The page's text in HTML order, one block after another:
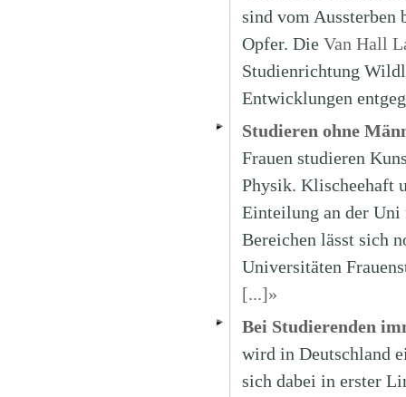
sind vom Aussterben
Opfer. Die Van Hall
Studienrichtung
Entwicklungen
Studieren ohne
Frauen studieren
Physik. Klischeehaft
Einteilung an der Uni
Bereichen lässt sich
Universitäten
[...]»
Bei Studierenden
wird in Deutschland
sich dabei in erster